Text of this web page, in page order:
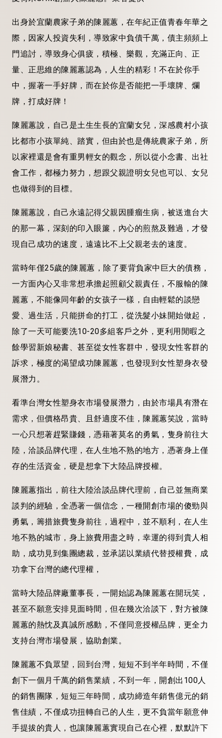
出身於宜蘭農家子弟的陳麗蕙，在年紀正值青春年華之
際，因家人投資失利，導致家中負債千萬，債主頻頻上
門追討，導致身心俱疲，積極、樂觀，充滿正向、正
量、正思維的陳麗蕙認為，人生的精彩！不在於你手
中，握著一手好牌，而在於你是否能把一手壞牌、爛
牌，打成好牌！
陳麗蕙說，自己是土生生長的宜蘭女兒，深感農村小孩
比都市小孩單純、踏實，但由於也是傳統農家子弟，所
以家裡還是會有重男輕女的觀念，所以從小念書、出社
會工作，都極力努力，想跟父親證明女兒也可以、女兒
也做得到的目標。
陳麗蕙說，自己永遠記得父親因腫瘤生病，被送進台大
的那一幕，深刻的印入眼簾，內心的煎熬及難過，才發
現自己成功的速度，遠遠比不上父親老去的速度。
當時年僅25歲的陳麗蕙，除了要背負家中巨大的債務，
一方面內心又非常想承擔起照顧父親責任，不服輸的陳
麗蕙，不能像同年齡的女孩子一樣，自由輕鬆的談戀
愛、過生活，只能拼命的打工，從洗髮小妹開始做起，
除了一天可能要洗10-20多組客戶之外，更利用閒暇之
餘學習新娘秘書、甚至從女性客群中，發現女性客群的
訴求，極度的渴望成功陳麗蕙，也發現到女性塑身衣發
展潛力。
看準台灣女性塑身衣市場發展潛力，由於市場具有潛在
需求，但價格昂貴、且舒適度不佳，陳麗蕙笑說，當時
一心只想著趕緊賺錢，憑藉著莫名的勇氣，隻身前往大
陸，洽談品牌代理，在人生地不熟的地方，憑著身上僅
存的生活資金，硬是想拿下大陸品牌授權。
陳麗蕙指出，前往大陸洽談品牌代理前，自己並無商業
談判的經驗，全憑著一個信念，一種開創市場的傻勁與
勇氣，籌措旅費隻身前往，過程中，並不順利，在人生
地不熟的城市，身上旅費用盡之時，幸運的得到貴人相
助，成功見到集團總裁，並承諾以業績代替授權費，成
功拿下台灣的總代理權，
當時大陸品牌廠董事長，一開始認為陳麗蕙在開玩笑，
甚至不願意安排見面時間，但在幾次洽談下，對方被陳
麗蕙的熱忱及真誠所感動，不僅同意授權品牌，更全力
支持台灣市場發展，協助創業。
陳麗蕙不負眾望，回到台灣，短短不到半年時間，不僅
創下一個月千萬的銷售業績，不到一年，開創出100人
的銷售團隊，短短三年時間，成功締造年銷售億元的銷
售佳績，不僅成功扭轉自己的人生，更不負當年願意伸
手提拔的貴人，也讓陳麗蕙實現自己在心裡，默默許下